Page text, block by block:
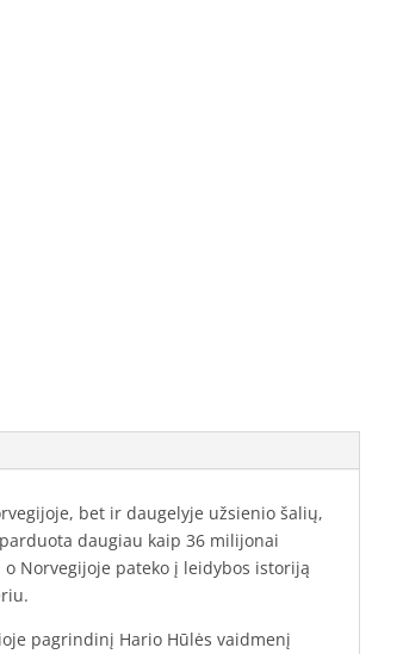
bet ir daugelyje užsienio šalių,
daugiau kaip 36 milijonai
Norvegijoje pateko į leidybos istoriją
pagrindinį Hario Hūlės vaidmenį